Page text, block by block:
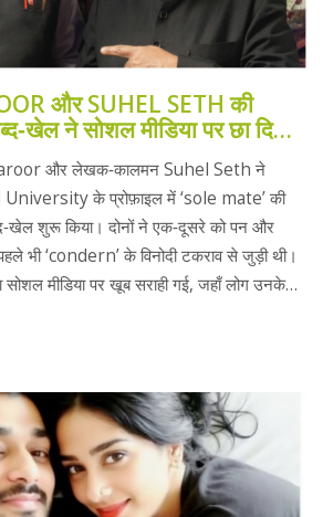
और SUHEL SETH की
ने सोशल मीडिया पर छा दिया
और लेखक‑कालमन Suhel Seth ने
के प्रोफ़ाइल में ‘sole mate’ की
शुरू किया। दोनों ने एक‑दूसरे को पन और
भी ‘condern’ के विनोदी टकराव से जुड़ी थी।
सोशल मीडिया पर खूब सराही गई, जहाँ लोग उनके